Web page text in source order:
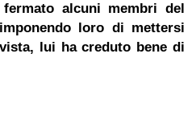
alcuni membri del
loro di mettersi
lui ha creduto bene di